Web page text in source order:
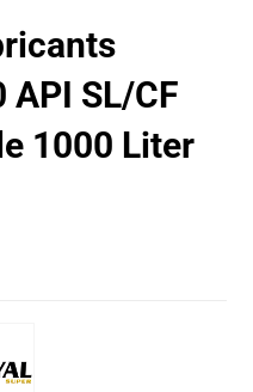
API SL/CF
1000 Liter